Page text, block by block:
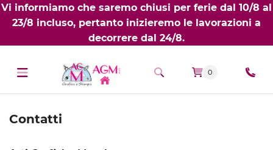
Vi informiamo che saremo chiusi per ferie dal 10/8 al
23/8 incluso, pertanto inizieremo le lavorazioni a
decorrere dal 24/8.
0
Contatti